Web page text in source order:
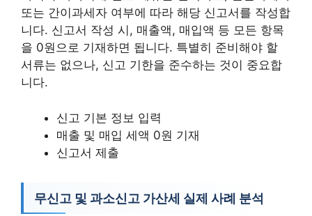
또는 간이과세자 여부에 따라 해당 신고서를 작성합
니다. 신고서 작성 시, 매출액, 매입액 등 모든 항목
을 0원으로 기재하면 됩니다. 특별히 준비해야 할
서류는 없으나, 신고 기한을 준수하는 것이 중요합
니다.
신고 기본 정보 입력
매출 및 매입 세액 0원 기재
신고서 제출
무신고 및 과소신고 가산세 실제 사례 분석